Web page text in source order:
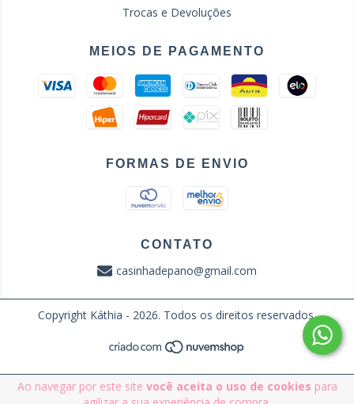
Ao navegar por este site você aceita o uso de cookies para
Trocas e Devoluções
MEIOS DE PAGAMENTO
FORMAS DE ENVIO
CONTATO
casinhadepano@gmail.com
Copyright Káthia - 2026. Todos os direitos reservados.